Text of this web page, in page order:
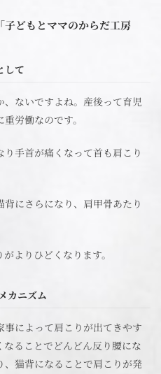
どもとママのからだ工房
して
ないですよね。産後って育児
労働なのです。
手首が痛くなって首も肩こり
にさらになり、肩甲骨あたり
よりひどくなります。
カニズム
によって肩こりが出てきやす
ることでどんどん反り腰にな
、猫背になることで肩こりが発